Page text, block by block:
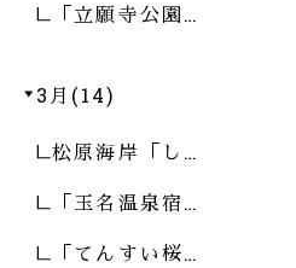
「立願寺公園…
3月(14)
松原海岸「し…
「玉名温泉宿…
「てんすい桜…